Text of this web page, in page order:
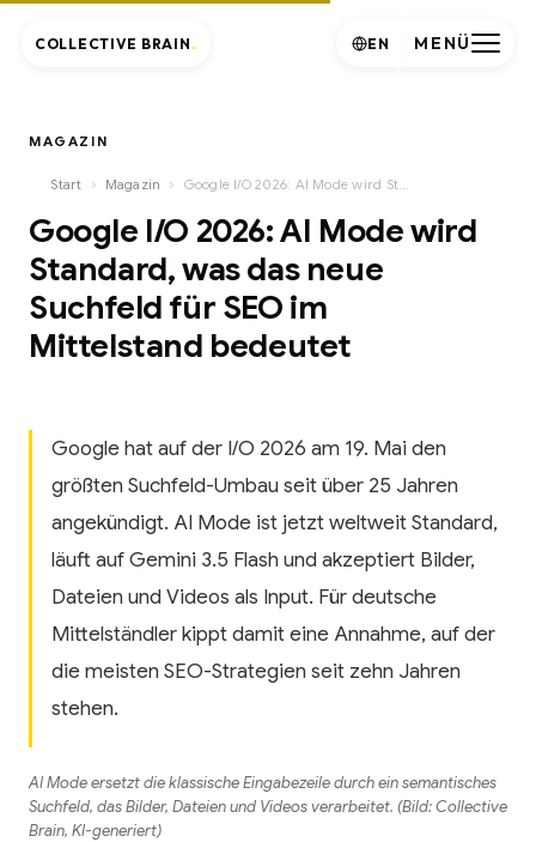
MAGAZIN
Start › Magazin ›
Google I/O 2026: AI Mode wird
Standard, was das neue
Suchfeld für SEO im
Mittelstand bedeutet
Google hat auf der I/O 2026 am 19. Mai den
größten Suchfeld-Umbau seit über 25 Jahren
angekündigt. AI Mode ist jetzt weltweit Standard,
läuft auf Gemini 3.5 Flash und akzeptiert Bilder,
Dateien und Videos als Input. Für deutsche
Mittelständler kippt damit eine Annahme, auf der
die meisten SEO-Strategien seit zehn Jahren
stehen.
AI Mode ersetzt die klassische Eingabezeile durch ein semantisches
Suchfeld, das Bilder, Dateien und Videos verarbeitet. (Bild: Collective
Brain, KI-generiert)
COLLECTIVE BRAIN . MENÜ
EN